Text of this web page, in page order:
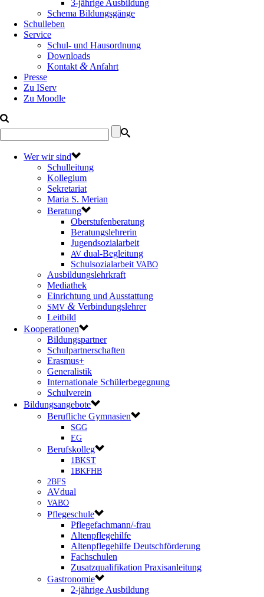
3-jährige Ausbildung
Schema Bildungsgänge
Schulleben
Service
Schul- und Hausordnung
Downloads
Kontakt & Anfahrt
Presse
Zu IServ
Zu Moodle
Wer wir sind
Schulleitung
Kollegium
Sekretariat
Maria S. Merian
Beratung
Oberstufenberatung
Beratungslehrerin
Jugendsozialarbeit
AV dual-Begleitung
Schulsozialarbeit VABO
Ausbildungslehrkraft
Mediathek
Einrichtung und Ausstattung
SMV & Verbindungslehrer
Leitbild
Kooperationen
Bildungspartner
Schulpartnerschaften
Erasmus+
Generalistik
Internationale Schülerbegegnung
Schulverein
Bildungsangebote
Berufliche Gymnasien
SGG
EG
Berufskolleg
1BKST
1BKFHB
2BFS
AVdual
VABO
Pflegeschule
Pflegefachmann/-frau
Altenpflegehilfe
Altenpflegehilfe Deutschförderung
Fachschulen
Zusatzqualifikation Praxisanleitung
Gastronomie
2-jährige Ausbildung